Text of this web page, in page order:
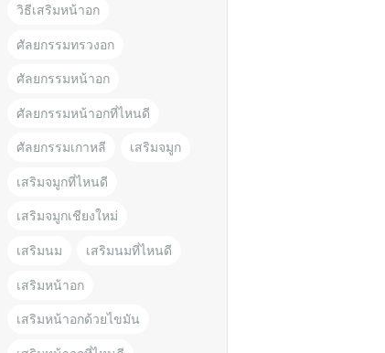
วิธีเสริมหน้าอก
ศัลยกรรมทรวงอก
ศัลยกรรมหน้าอก
ศัลยกรรมหน้าอกที่ไหนดี
ศัลยกรรมเกาหลี เสริมจมูก
เสริมจมูกที่ไหนดี
เสริมจมูกเชียงใหม่
เสริมนม เสริมนมที่ไหนดี
เสริมหน้าอก
เสริมหน้าอกด้วยไขมัน